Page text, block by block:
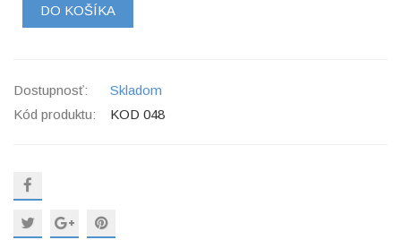
DO KOŠÍKA
Dostupnosť:
Skladom
Kód produktu:
KOD 048